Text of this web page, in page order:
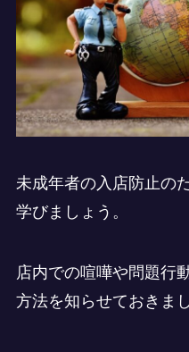
未成年者の入店防止の
学びましょう。
店内での喧嘩や問題行
方法を知らせておきま